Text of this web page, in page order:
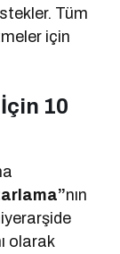
Tüm
için
10
nın
olarak